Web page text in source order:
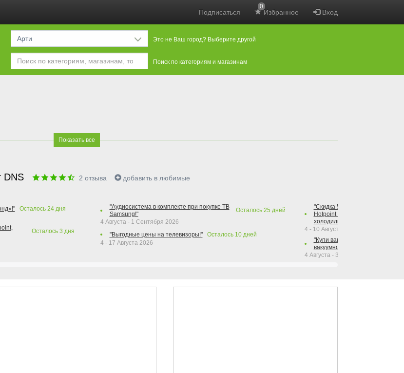
Подписаться Избранное
0
Вход
Арти Это не Ваш город? Выберите другой
Поиск по категориям и магазинам
Показать все
DNS 2 отзыва добавить в любимые
Осталось 24дня
Осталось 3 дня
"Аудиосистема в комплекте при покупке ТВ
Samsung!"
Осталось 25 дней
4 Августа - 1 Сентября 2026
"Выгодные цены на телевизоры!"
Осталось 10дней
4 - 17 Августа 2026
"Скидка 50% на варочную
Hotpoint при покупке духового
холодильника Hotpoint!"
4 - 10 Августа 2026
"Купи вакуумный упаковщик +
вакуумного упаковщика =
4 Августа - 30 Сентября 2026